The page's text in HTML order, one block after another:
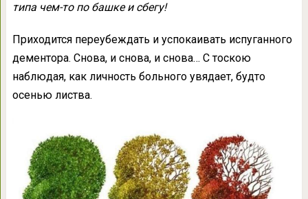
типа чем-то по башке и сбегу!
Приходится переубеждать и успокаивать испуганного
дементора. Снова, и снова, и снова… С тоскою
наблюдая, как личность больного увядает, будто
осенью листва.